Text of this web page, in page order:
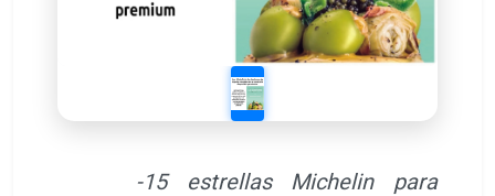
-15 estrellas Michelin para